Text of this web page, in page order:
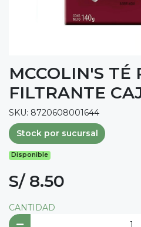
MCCOLIN'S TÉ
FILTRANTE
SKU: 8720608001644
Stock por sucursal
Disponible
S/ 8.50
CANTIDAD